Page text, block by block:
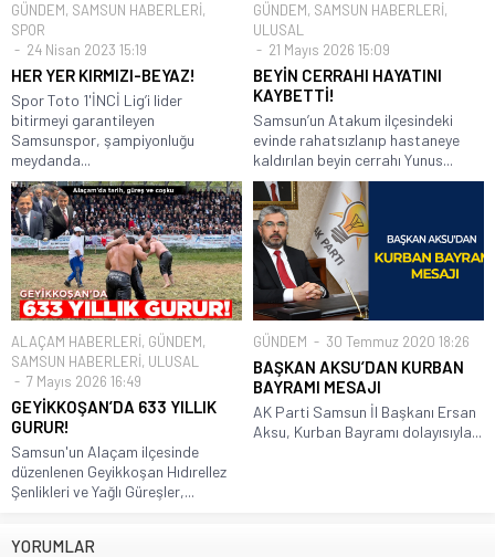
GÜNDEM, SAMSUN HABERLERİ,
SPOR
24 Nisan 2023 15:19
HER YER KIRMIZI-BEYAZ!
Spor Toto 1'İNCİ Lig’i lider
bitirmeyi garantileyen
Samsunspor, şampiyonluğu
meydanda...
GÜNDEM, SAMSUN HABERLERİ,
ULUSAL
21 Mayıs 2026 15:09
BEYİN CERRAHI HAYATINI
KAYBETTİ!
Samsun’un Atakum ilçesindeki
evinde rahatsızlanıp hastaneye
kaldırılan beyin cerrahı Yunus...
ALAÇAM HABERLERİ, GÜNDEM,
SAMSUN HABERLERİ, ULUSAL
7 Mayıs 2026 16:49
GEYİKKOŞAN’DA 633 YILLIK
GURUR!
Samsun'un Alaçam ilçesinde
düzenlenen Geyikkoşan Hıdırellez
Şenlikleri ve Yağlı Güreşler,...
GÜNDEM 30 Temmuz 2020 18:26
BAŞKAN AKSU’DAN KURBAN
BAYRAMI MESAJI
AK Parti Samsun İl Başkanı Ersan
Aksu, Kurban Bayramı dolayısıyla...
YORUMLAR